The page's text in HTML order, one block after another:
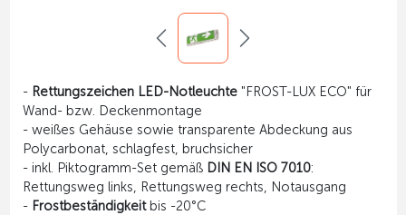
- Rettungszeichen LED-Notleuchte"FROST-LUX ECO" für
Wand- bzw. Deckenmontage
- weißes Gehäuse sowie transparente Abdeckung aus
Polycarbonat, schlagfest, bruchsicher
- inkl. Piktogramm-Set gemäß DIN EN ISO 7010:
Rettungsweg links, Rettungsweg rechts, Notausgang
- Frostbeständigkeitbis -20°C